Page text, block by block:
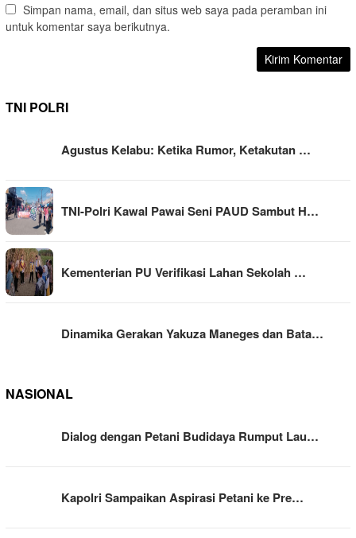
Simpan nama, email, dan situs web saya pada peramban ini
untuk komentar saya berikutnya.
TNI POLRI
Agustus Kelabu: Ketika Rumor, Ketakutan …
TNI-Polri Kawal Pawai Seni PAUD Sambut H…
Kementerian PU Verifikasi Lahan Sekolah …
Dinamika Gerakan Yakuza Maneges dan Bata…
NASIONAL
Dialog dengan Petani Budidaya Rumput Lau…
Kapolri Sampaikan Aspirasi Petani ke Pre…